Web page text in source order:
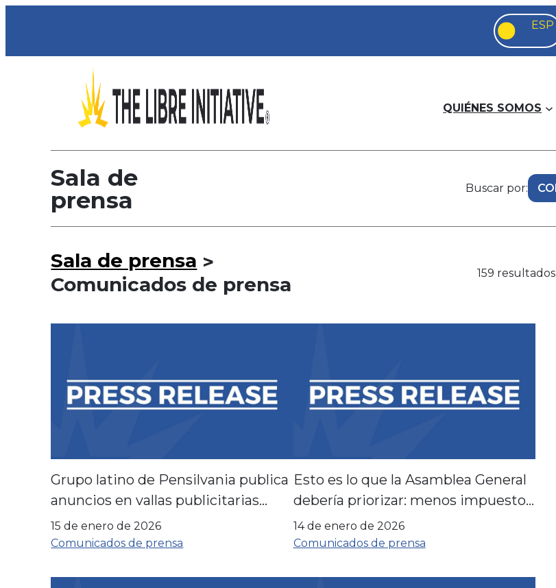
QUIÉNES SOMOS
Sala de
prensa
Buscar por:
Sala de prensa >
Comunicados de prensa
159 resultados
Grupo latino de Pensilvania publica
anuncios en vallas publicitarias
agradeciendo al representante
Scott Perry por apoyar la reducción
15 de enero de 2026
Comunicados de prensa
Esto es lo que la Asamblea General
debería priorizar: menos impuestos,
menos burocracia y más puestos de
trabajo.
14 de enero de 2026
Comunicados de prensa